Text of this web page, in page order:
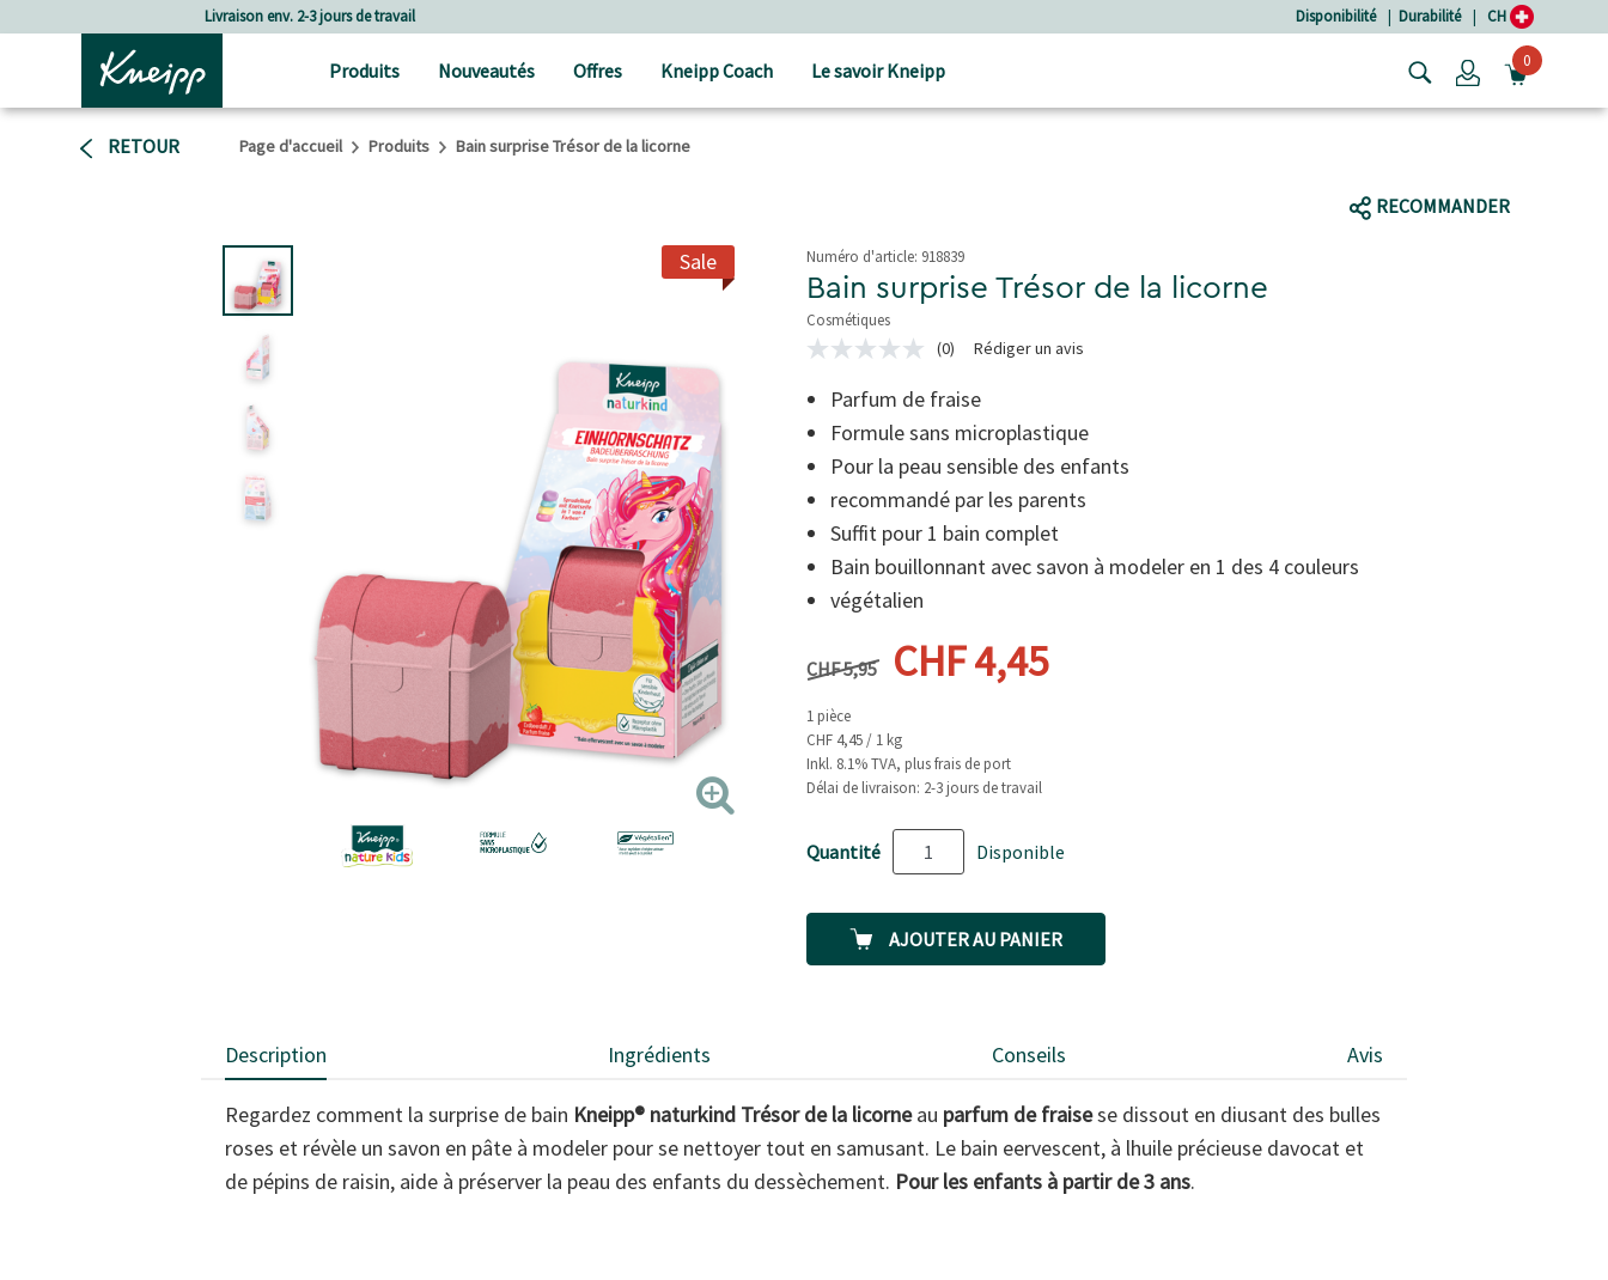
Passer au contenu principal
Passer au contenu du pied de pageFrais de port à partir de CHF 80.‒ Disponibilité | Durabilité | CH
Produits Nouveautés Offres Kneipp Coach Le savoir Kneipp Login0
RETOUR Page d'accueil Produits Bain surprise Trésor de la licorne
RECOMMANDER
Sale Numéro d'article: 918839
Bain surprise Trésor de la licorne
Cosmétiques
5 de 5 étoiles
Aucune
de
notation
Lien
la
même
page.
(0) Rédiger un avis
Parfum de fraise
Formule sans microplastique
Pour la peau sensible des enfants
recommandé par les parents
Suffit pour 1 bain complet
Bain bouillonnant avec savon à modeler en 1 des 4 couleurs
végétalien
Prix précédent
CHF 5,95
Prix actuel
CHF 4,45
1 pièce
CHF 4,45 / 1 kg
Inkl. 8.1% TVA, plus frais de port
Délai de livraison: 2-3 jours de travail
Quantité Disponible
AJOUTER AU PANIER
Description Ingrédients Conseils Avis
Regardez comment la surprise de bain Kneipp® naturkind Trésor de la licorneau parfum de fraisese dissout en diusant des bulles
roses et révèle un savon en pâte à modeler pour se nettoyer tout en samusant. Le bain eervescent, à lhuile précieuse davocat et
de pépins de raisin, aide à préserver la peau des enfants du dessèchement. Pour les enfants à partir de 3 ans.